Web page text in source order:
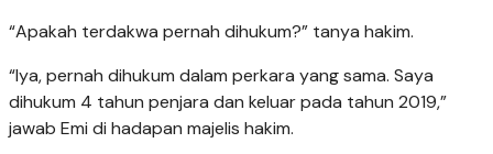
“Apakah terdakwa pernah dihukum?” tanya hakim.
“Iya, pernah dihukum dalam perkara yang sama. Saya
dihukum 4 tahun penjara dan keluar pada tahun 2019,”
jawab Emi di hadapan majelis hakim.